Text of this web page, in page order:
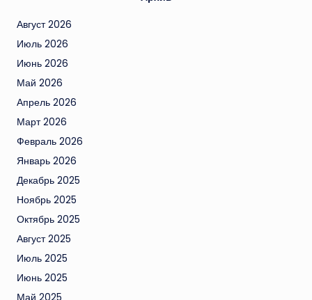
Август 2026
Июль 2026
Июнь 2026
Май 2026
Апрель 2026
Март 2026
Февраль 2026
Январь 2026
Декабрь 2025
Ноябрь 2025
Октябрь 2025
Август 2025
Июль 2025
Июнь 2025